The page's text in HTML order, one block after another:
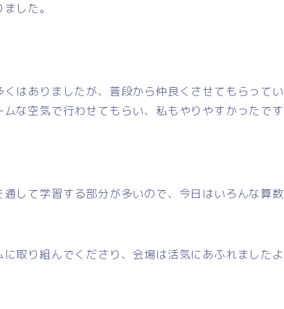
した。
はありましたが、普段から仲良くさせてもらって
な空気で行わせてもらい、私もやりやすかったです
通して学習する部分が多いので、今日はいろんな算
取り組んでくださり、会場は活気にあふれましたよ